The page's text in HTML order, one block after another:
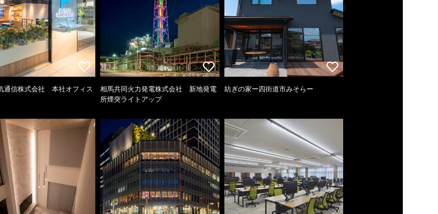
通信株式会社 本社オフィス
相馬共同火力発電株式会社 新地発電
所煙突ライトアップ
紡ぎの家ー四街道市みそらー